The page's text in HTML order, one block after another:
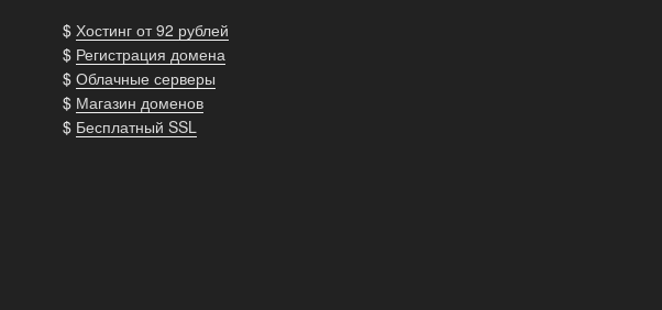
$ Хостинг от 92 рублей
$ Регистрация домена
$ Облачные серверы
$ Магазин доменов
$ Бесплатный SSL